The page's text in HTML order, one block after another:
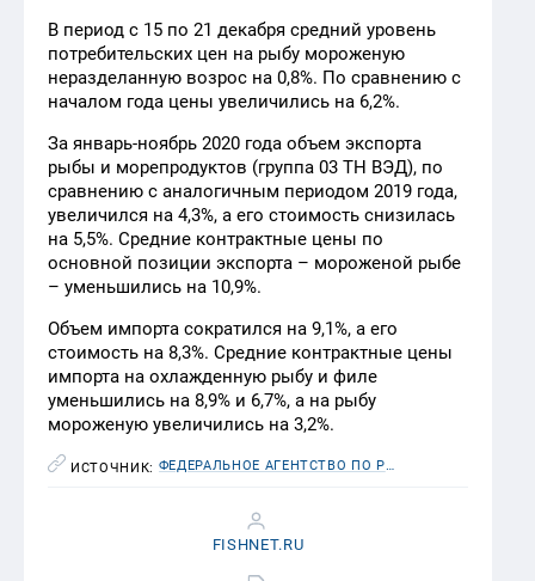
В период с 15 по 21 декабря средний уровень
потребительских цен на рыбу мороженую
неразделанную возрос на 0,8%. По сравнению с
началом года цены увеличились на 6,2%.
За январь-ноябрь 2020 года объем экспорта
рыбы и морепродуктов (группа 03 ТН ВЭД), по
сравнению с аналогичным периодом 2019 года,
увеличился на 4,3%, а его стоимость снизилась
на 5,5%. Средние контрактные цены по
основной позиции экспорта – мороженой рыбе
– уменьшились на 10,9%.
Объем импорта сократился на 9,1%, а его
стоимость на 8,3%. Средние контрактные цены
импорта на охлажденную рыбу и филе
уменьшились на 8,9% и 6,7%, а на рыбу
мороженую увеличились на 3,2%.
ИСТОЧНИК: ФЕДЕРАЛЬНОЕ АГЕНТСТВО ПО РЫБОЛОВСТВУ (РОСРЫБОЛОВСТВО)
FISHNET.RU